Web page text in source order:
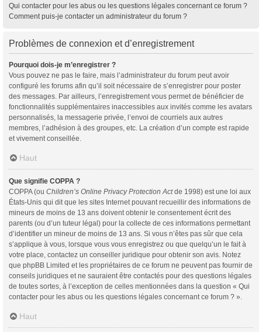
Qui contacter pour les abus ou les questions légales concernant ce forum ?
Comment puis-je contacter un administrateur du forum ?
Problèmes de connexion et d’enregistrement
Pourquoi dois-je m’enregistrer ?
Vous pouvez ne pas le faire, mais l’administrateur du forum peut avoir
configuré les forums afin qu’il soit nécessaire de s’enregistrer pour poster
des messages. Par ailleurs, l’enregistrement vous permet de bénéficier de
fonctionnalités supplémentaires inaccessibles aux invités comme les avatars
personnalisés, la messagerie privée, l’envoi de courriels aux autres
membres, l’adhésion à des groupes, etc. La création d’un compte est rapide
et vivement conseillée.
Haut
Que signifie COPPA ?
COPPA (ou Children’s Online Privacy Protection Actde 1998) est une loi aux
États-Unis qui dit que les sites Internet pouvant recueillir des informations de
mineurs de moins de 13 ans doivent obtenir le consentement écrit des
parents (ou d’un tuteur légal) pour la collecte de ces informations permettant
d’identifier un mineur de moins de 13 ans. Si vous n’êtes pas sûr que cela
s’applique à vous, lorsque vous vous enregistrez ou que quelqu’un le fait à
votre place, contactez un conseiller juridique pour obtenir son avis. Notez
que phpBB Limited et les propriétaires de ce forum ne peuvent pas fournir de
conseils juridiques et ne sauraient être contactés pour des questions légales
de toutes sortes, à l’exception de celles mentionnées dans la question « Qui
contacter pour les abus ou les questions légales concernant ce forum ? ».
Haut